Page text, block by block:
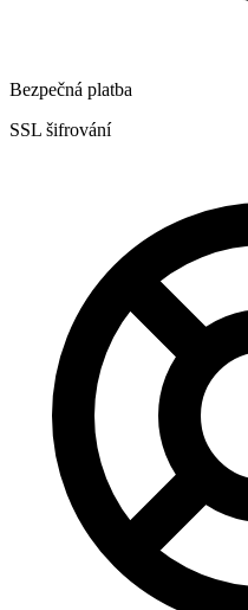
Bezpečná platba
SSL šifrování